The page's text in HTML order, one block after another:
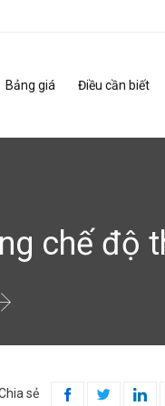
Bảng giá Điều cần biết
chế độ
sẻ   